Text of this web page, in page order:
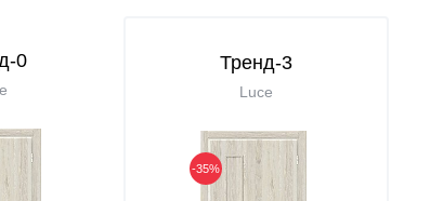
0 Тренд-3
Luce
-35%